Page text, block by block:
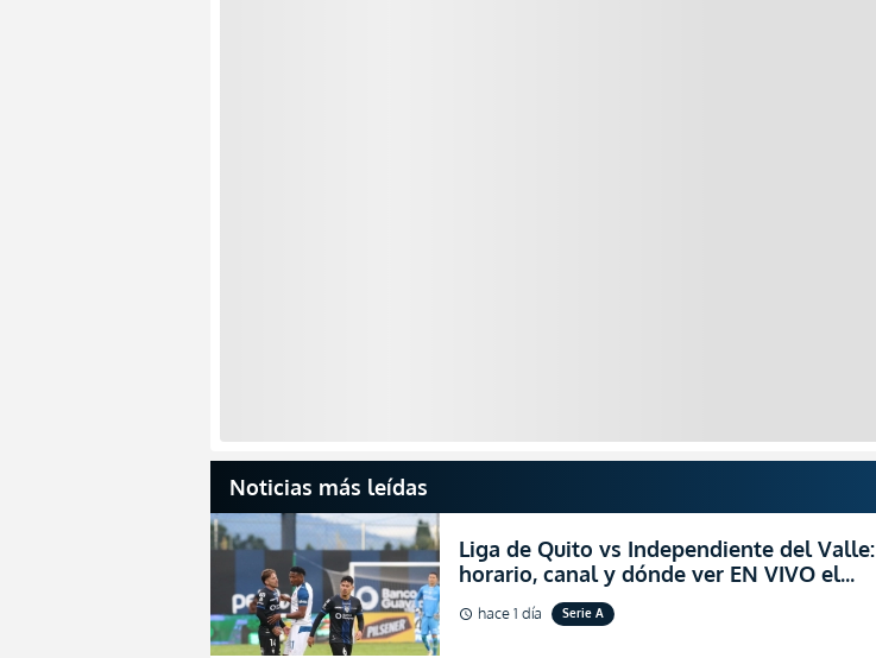
Noticias más leídas
Liga de Quito vs Independiente del Valle:
horario, canal y dónde ver EN VIVO el
partidazo por la fecha 24 de la LigaPro
2026
schedule hace 1 día Serie A